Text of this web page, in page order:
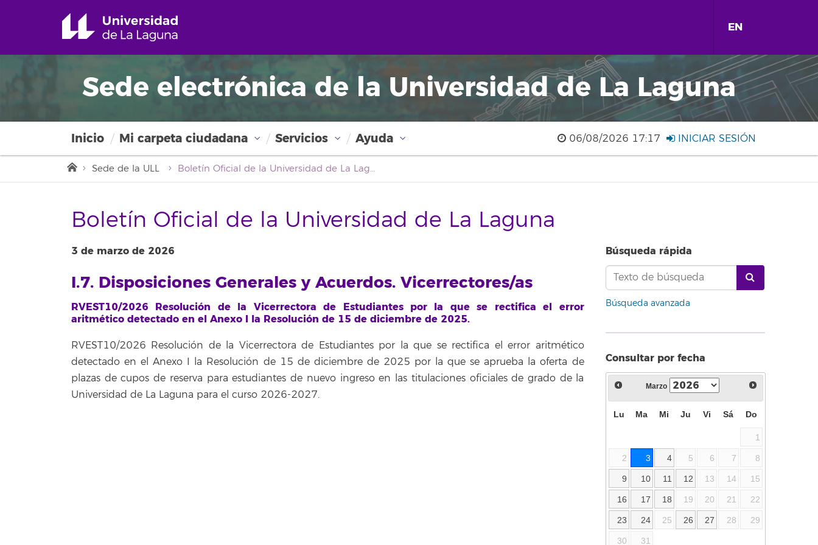
EN
Sede electrónica de la Universidad de La Laguna
Inicio Mi carpeta ciudadana Servicios Ayuda 06/08/2026 17:17 INICIAR SESIÓN
Sede de la ULL Boletín Oficial de la Universidad de La Laguna
Boletín Oficial de la Universidad de La Laguna
3 de marzo de 2026
I.7. Disposiciones Generales y Acuerdos. Vicerrectores/as
RVEST10/2026 Resolución de la Vicerrectora de Estudiantes por la que se rectifica el error
aritmético detectado en el Anexo I la Resolución de 15 de diciembre de 2025.
RVEST10/2026 Resolución de la Vicerrectora de Estudiantes por la que se rectifica el error aritmético
detectado en el Anexo I la Resolución de 15 de diciembre de 2025 por la que se aprueba la oferta de
plazas de cupos de reserva para estudiantes de nuevo ingreso en las titulaciones oficiales de grado de la
Universidad de La Laguna para el curso 2026-2027.
Búsqueda rápida
Búsqueda avanzada
Consultar por fecha
Marzo
Lu Ma Mi Ju Vi Sá Do
1
2 3 4 5 6 7 8
9 10 11 12 13 14 15
16 17 18 19 20 21 22
23 24 25 26 27 28 29
30 31